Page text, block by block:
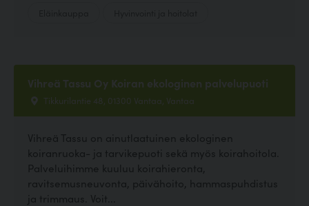
Vihreä Tassu Oy Koiran ekologinen palvelupuoti
Tikkurilantie 48, 01300 Vantaa, Vantaa
Vihreä Tassu on ainutlaatuinen ekologinen
koiranruoka- ja tarvikepuoti sekä myös koirahoitola.
Palveluihimme kuuluu koirahieronta,
ravitsemusneuvonta, päivähoito, hammaspuhdistus
ja trimmaus. Voit...